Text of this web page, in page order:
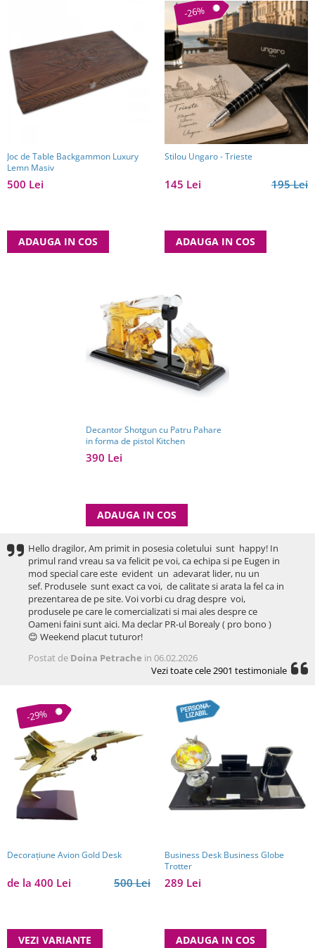
Joc de Table Backgammon Luxury
Lemn Masiv
500 Lei
ADAUGA IN COS
-26%
Stilou Ungaro - Trieste
195 Lei
145 Lei
ADAUGA IN COS
Decantor Shotgun cu Patru Pahare
in forma de pistol Kitchen
390 Lei
ADAUGA IN COS
Hello dragilor, Am primit in posesia coletului sunt happy! In
primul rand vreau sa va felicit pe voi, ca echipa si pe Eugen in
mod special care este evident un adevarat lider, nu un
sef. Produsele sunt exact ca voi, de calitate si arata la fel ca in
prezentarea de pe site. Voi vorbi cu drag despre voi,
produsele pe care le comercializati si mai ales despre ce
Oameni faini sunt aici. Ma declar PR-ul Borealy ( pro bono )
😊 Weekend placut tuturor!
Postat de Doina Petrache in 06.02.2026
Vezi toate cele 2901 testimoniale
-29%
Decorațiune Avion Gold Desk
500 Lei
de la 400 Lei
VEZI VARIANTE
Business Desk Business Globe
Trotter
289 Lei
ADAUGA IN COS